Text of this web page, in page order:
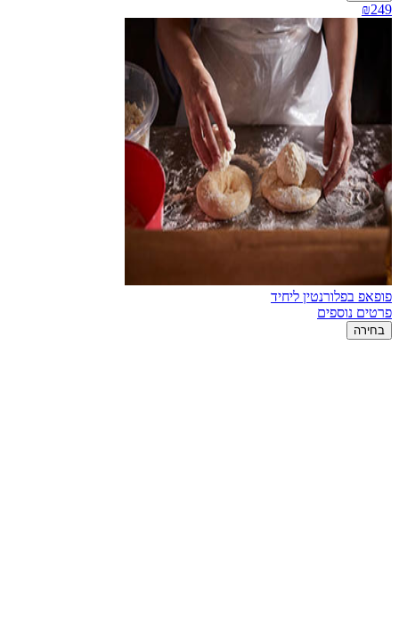
₪249
פופאפ בפלורנטין ליחיד
פרטים נוספים
בחירה